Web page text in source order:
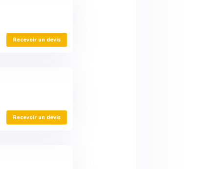
Recevoir un devis
Recevoir un devis